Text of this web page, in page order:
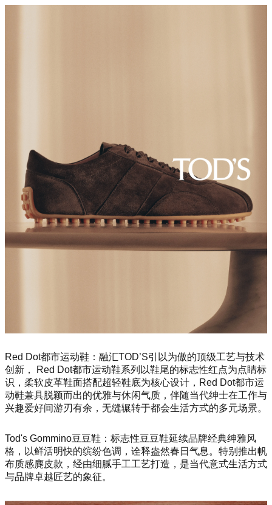
Red Dot都市运动鞋：融汇TOD’S引以为傲的顶级工艺与技术
创新， Red Dot都市运动鞋系列以鞋尾的标志性红点为点睛标
识，柔软皮革鞋面搭配超轻鞋底为核心设计，Red Dot都市运
动鞋兼具脱颖而出的优雅与休闲气质，伴随当代绅士在工作与
兴趣爱好间游刃有余，无缝辗转于都会生活方式的多元场景。
Tod's Gommino豆豆鞋：标志性豆豆鞋延续品牌经典绅雅风
格，以鲜活明快的缤纷色调，诠释盎然春日气息。特别推出帆
布质感麂皮款，经由细腻手工工艺打造，是当代意式生活方式
与品牌卓越匠艺的象征。